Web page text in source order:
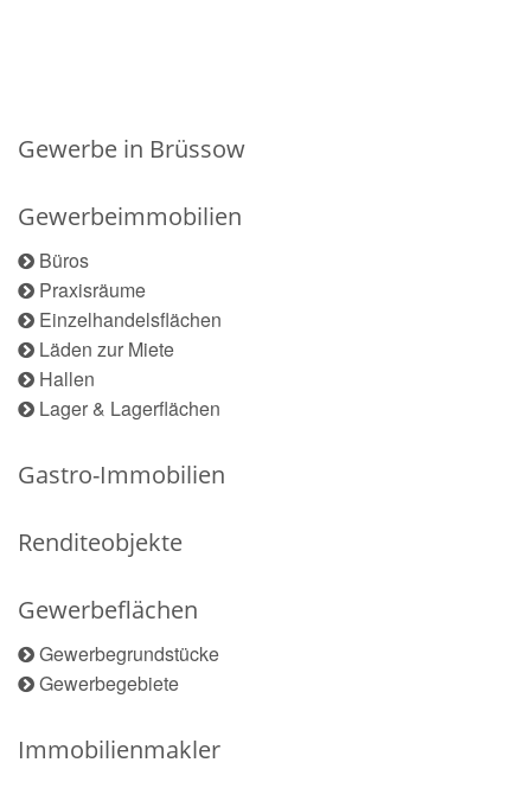
Gewerbe in Brüssow
Gewerbeimmobilien
Büros
Praxisräume
Einzelhandelsflächen
Läden zur Miete
Hallen
Lager & Lagerflächen
Gastro-Immobilien
Renditeobjekte
Gewerbeflächen
Gewerbegrundstücke
Gewerbegebiete
Immobilienmakler